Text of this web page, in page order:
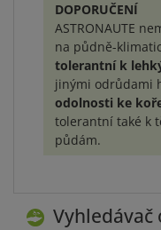
Vyhledávač
DOPORUČENÍ
ASTRONAUTE
na půdně-
tolerantní k
jinými odrůdami
odolnosti ke
tolerantní také k
půdám.